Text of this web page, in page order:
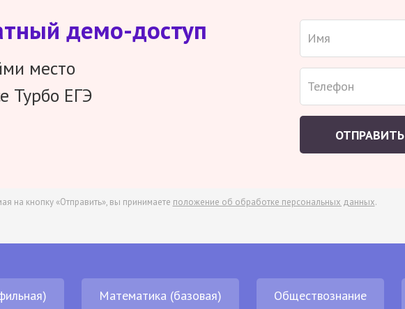
демо-доступ
место
Турбо ЕГЭ
ОТПРАВИТЬ
на кнопку «Отправить», вы принимаете положение об обработке персональных данных.
Математика (базовая) Обществознание